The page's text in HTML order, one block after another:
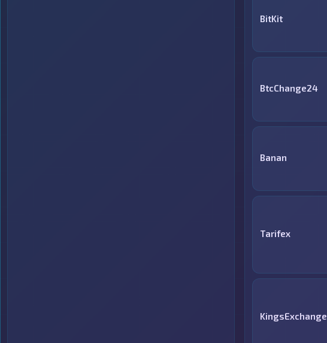
BitKit
BtcChange24
Banan
Tarifex
KingsExchange